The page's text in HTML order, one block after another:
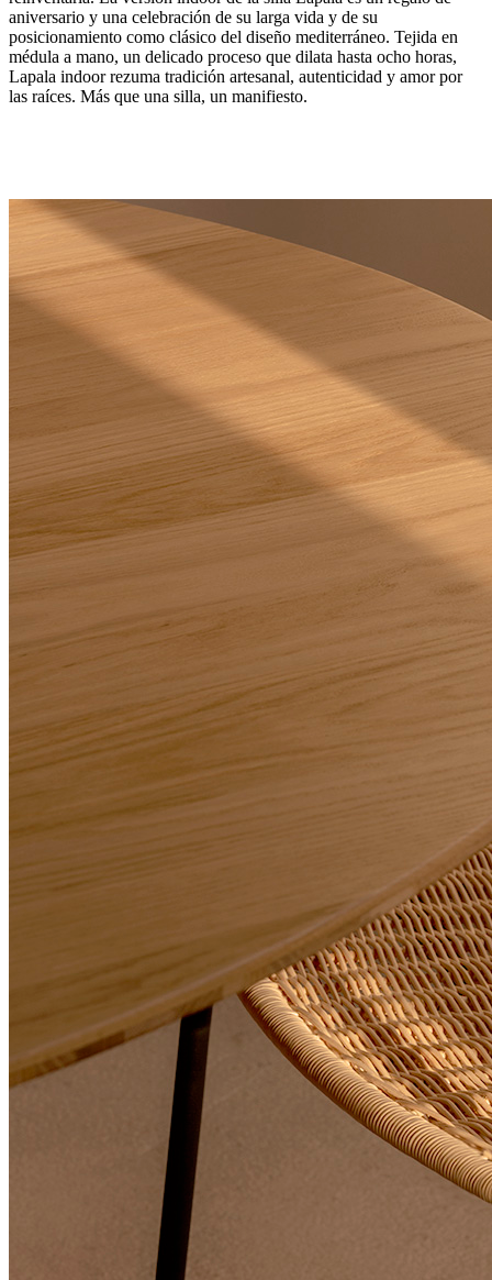
aniversario y una celebración de su larga vida y de su
posicionamiento como clásico del diseño mediterráneo. Tejida en
médula a mano, un delicado proceso que dilata hasta ocho horas,
Lapala indoor rezuma tradición artesanal, autenticidad y amor por
las raíces. Más que una silla, un manifiesto.